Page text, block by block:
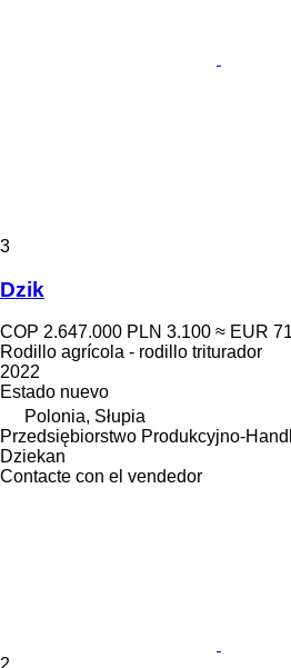
3
Dzik
COP 2.647.000 PLN 3.100 ≈ EUR
Rodillo agrícola - rodillo triturador
2022
Estado nuevo
Polonia, Słupia
Przedsiębiorstwo Produkcyjno-
Dziekan
Contacte con el vendedor